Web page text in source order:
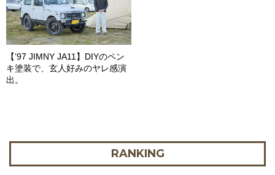
【’97 JIMNY JA11】DIYのペン
キ塗装で、玄人好みのヤレ感演
出。
RANKING